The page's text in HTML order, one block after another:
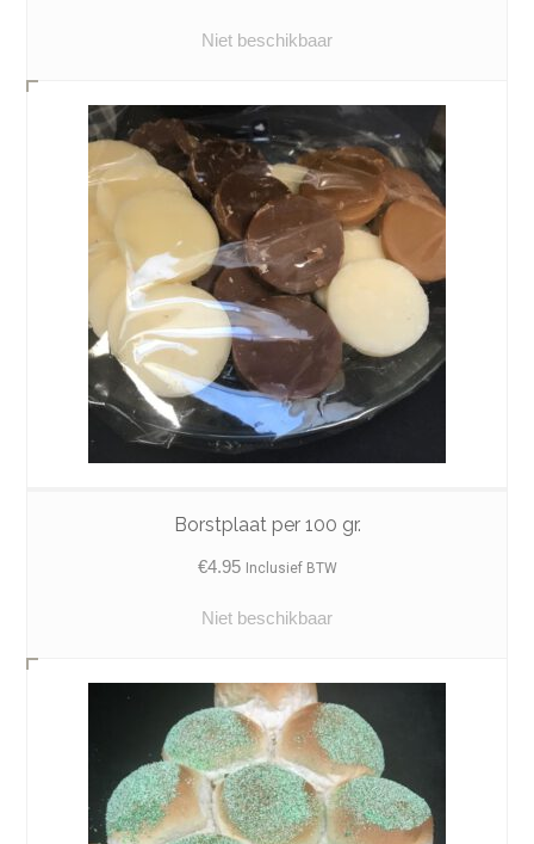
Niet beschikbaar
Borstplaat per 100 gr.
€4.95 Inclusief BTW
Niet beschikbaar